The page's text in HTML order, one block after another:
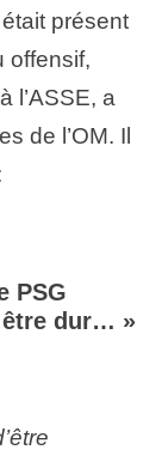
était présent
offensif,
l’ASSE, a
de l’OM. Il
PSG
être dur… »